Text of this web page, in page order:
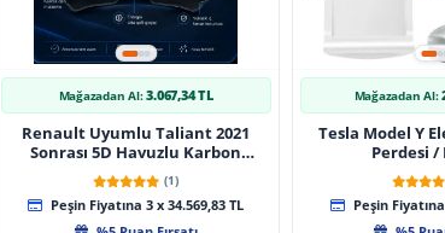
Mağazadan Al: 3.067,34 TL
Renault Uyumlu Taliant 2021
Sonrası 5D Havuzlu Karbon
Dizayn Paspas Seti
(1)
Peşin Fiyatına 3 x 34.569,83 TL
Mağazadan Al:
Tesla Model Y
Perdesi /
Peşin